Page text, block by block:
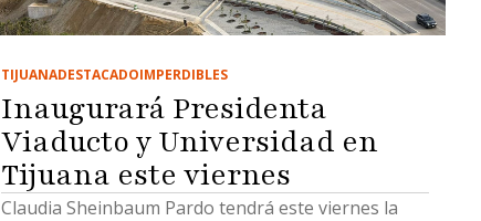
TIJUANADESTACADOIMPERDIBLES
Inaugurará Presidenta
Viaducto y Universidad en
Tijuana este viernes
Claudia Sheinbaum Pardo tendrá este viernes la